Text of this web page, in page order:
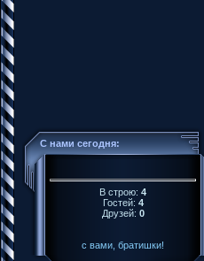
С нами сегодня:
В строю: 4
Гостей: 4
Друзей: 0
с вами, братишки!